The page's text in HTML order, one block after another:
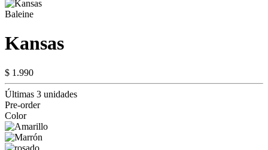
Baleine
Kansas
$ 1.990
Últimas 3 unidades
Pre-order
Color